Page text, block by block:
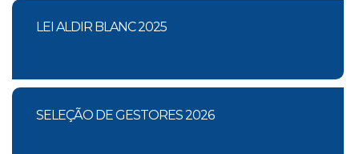
LEI ALDIR BLANC 2025
SELEÇÃO DE GESTORES 2026